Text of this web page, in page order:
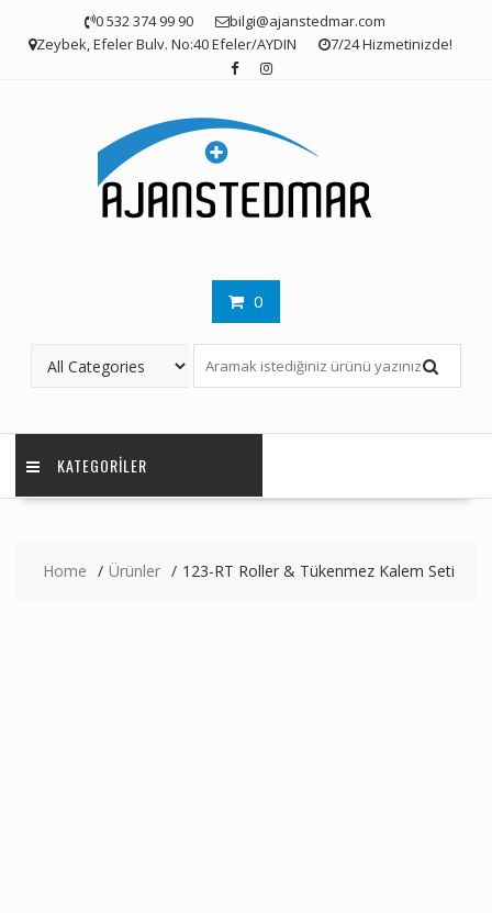
0 532 374 99 90
bilgi@ajanstedmar.com
Zeybek, Efeler Bulv. No:40 Efeler/AYDIN
7/24 Hizmetinizde!
0
KATEGORILER
Home Ürünler 123-RT Roller & Tükenmez Kalem Seti